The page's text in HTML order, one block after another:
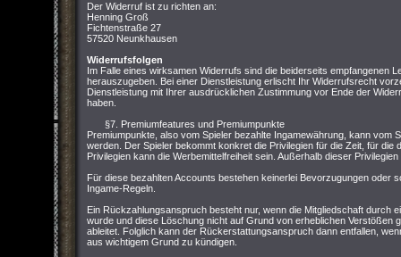
Der Widerruf ist zu richten an:
Henning Groß
Fichtenstraße 27
57520 Neunkhausen
Widerrufsfolgen
Im Falle eines wirksamen Widerrufs sind die beiderseits empfangenen
herauszugeben. Bei einer Dienstleistung erlischt Ihr Widerrufsrecht
Dienstleistung mit Ihrer ausdrücklichen Zustimmung vor Ende der
haben.
§7. Premiumfeatures und Premiumpunkte
Premiumpunkte, also vom Spieler bezahlte Ingamewährung, kann
werden. Der Spieler bekommt konkret die Privilegien für die Zeit, für die
Privilegien kann die Werbemittelfreiheit sein. Außerhalb dieser
Für diese bezahlten Accounts bestehen keinerlei Bevorzugungen oder
Ingame-Regeln.
Ein Rückzahlungsanspruch besteht nur, wenn die Mitgliedschaft durch
wurde und diese Löschung nicht auf Grund von erheblichen Verstößen
ableitet. Folglich kann der Rückerstattungsanspruch dann entfallen,
aus wichtigem Grund zu kündigen.